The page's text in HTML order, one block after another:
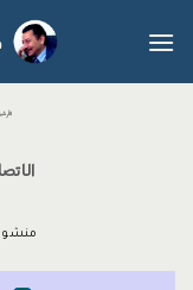
للمحتوى